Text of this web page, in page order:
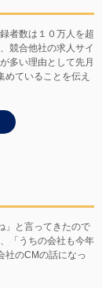
者数は１０万人を超
競合他社の求人サイ
多い理由として先月
ていることを伝え
」と言ってきたので
「うちの会社も今年
社のCMの話になっ